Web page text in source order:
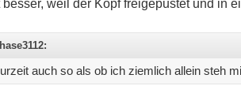
weil der Kopf freigepustet und in
auch so als ob ich ziemlich allein steh